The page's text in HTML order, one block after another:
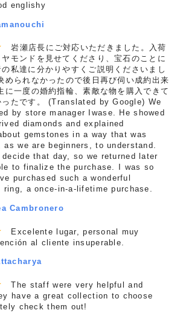
englishy
岩瀬店長にご対応いただきました。入荷
ヤモンドを見せてくださり、宝石のことに
私達に分かりやすくご説明くださいまし
められなかったので後日再び伺い成約出来
に一度の婚約指輪、素敵な物を購入できて
ったです。 (Translated by Google) We
by store manager Iwase. He showed
diamonds and explained
gemstones in a way that was
as we are beginners, to understand.
decide that day, so we returned later
to finalize the purchase. I was so
purchased such a wonderful
ring, a once-in-a-lifetime purchase.
Cambronero
Excelente lugar, personal muy
al cliente insuperable.
The staff were very helpful and
have a great collection to choose
check them out!